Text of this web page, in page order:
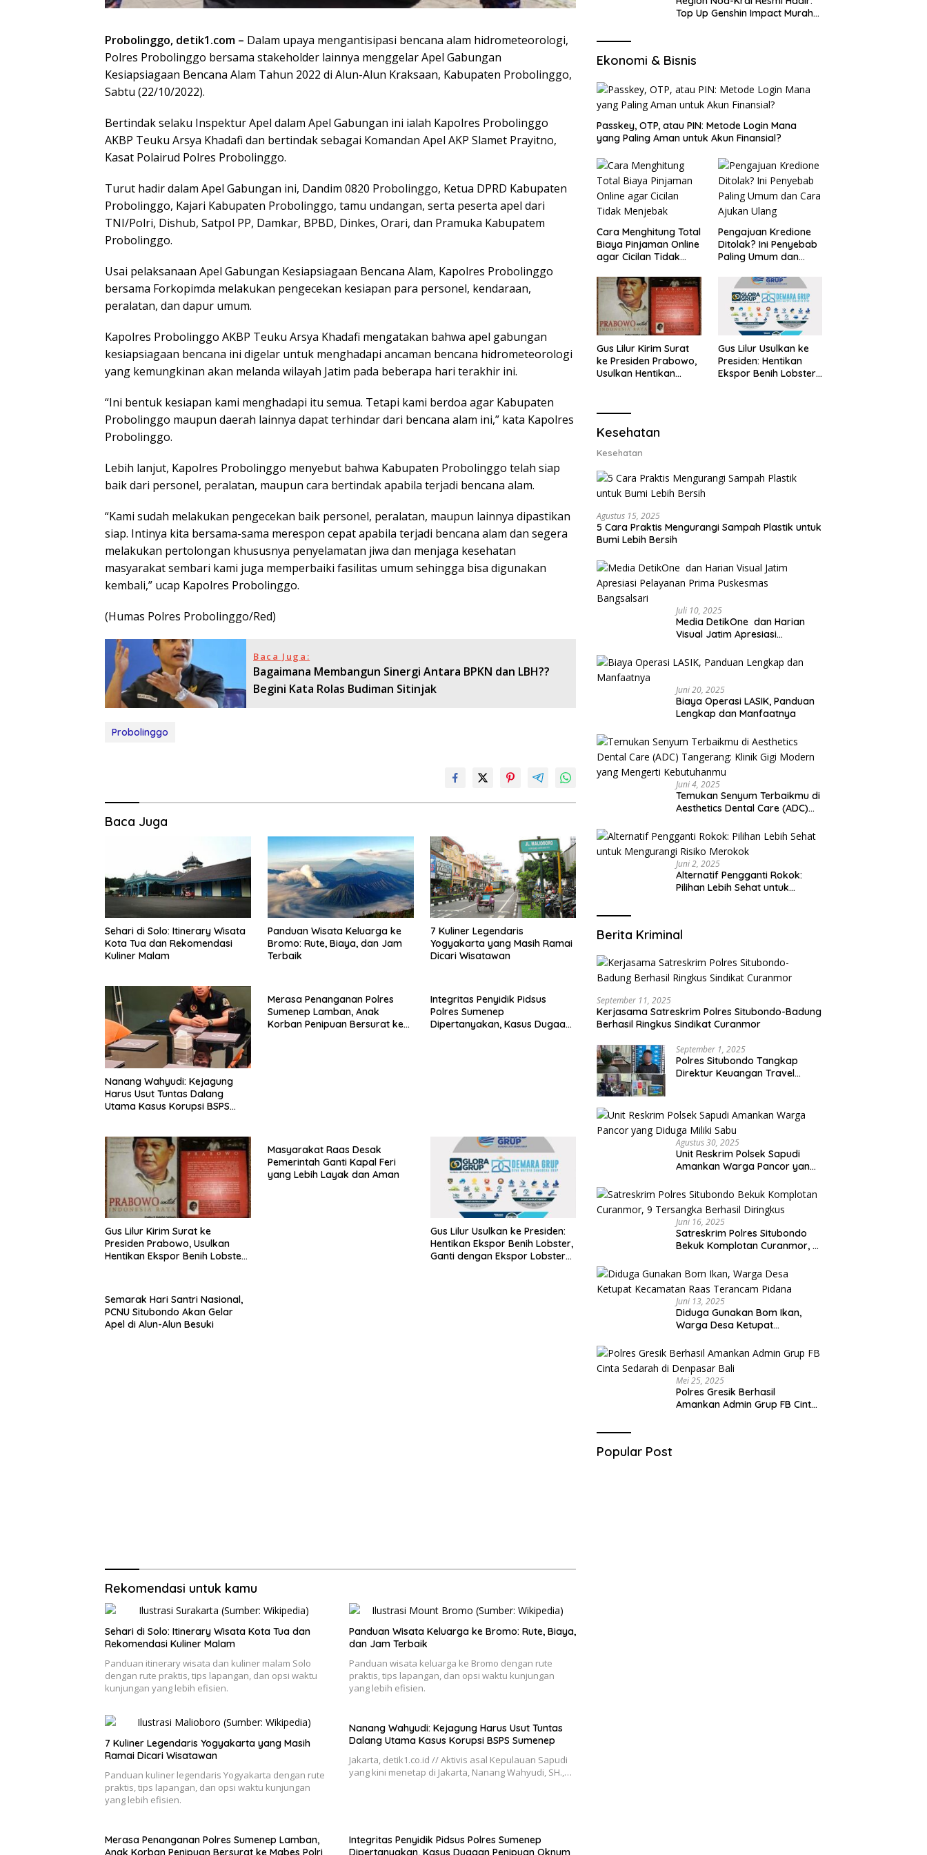
Probolinggo, detik1.com – Dalam upaya mengantisipasi bencana alam hidrometeorologi,
Polres Probolinggo bersama stakeholder lainnya menggelar Apel Gabungan
Kesiapsiagaan Bencana Alam Tahun 2022 di Alun-Alun Kraksaan, Kabupaten Probolinggo,
Sabtu (22/10/2022).
Bertindak selaku Inspektur Apel dalam Apel Gabungan ini ialah Kapolres Probolinggo
AKBP Teuku Arsya Khadafi dan bertindak sebagai Komandan Apel AKP Slamet Prayitno,
Kasat Polairud Polres Probolinggo.
Turut hadir dalam Apel Gabungan ini, Dandim 0820 Probolinggo, Ketua DPRD Kabupaten
Probolinggo, Kajari Kabupaten Probolinggo, tamu undangan, serta peserta apel dari
TNI/Polri, Dishub, Satpol PP, Damkar, BPBD, Dinkes, Orari, dan Pramuka Kabupatem
Probolinggo.
Usai pelaksanaan Apel Gabungan Kesiapsiagaan Bencana Alam, Kapolres Probolinggo
bersama Forkopimda melakukan pengecekan kesiapan para personel, kendaraan,
peralatan, dan dapur umum.
Kapolres Probolinggo AKBP Teuku Arsya Khadafi mengatakan bahwa apel gabungan
kesiapsiagaan bencana ini digelar untuk menghadapi ancaman bencana hidrometeorologi
yang kemungkinan akan melanda wilayah Jatim pada beberapa hari terakhir ini.
“Ini bentuk kesiapan kami menghadapi itu semua. Tetapi kami berdoa agar Kabupaten
Probolinggo maupun daerah lainnya dapat terhindar dari bencana alam ini,” kata Kapolres
Probolinggo.
Lebih lanjut, Kapolres Probolinggo menyebut bahwa Kabupaten Probolinggo telah siap
baik dari personel, peralatan, maupun cara bertindak apabila terjadi bencana alam.
“Kami sudah melakukan pengecekan baik personel, peralatan, maupun lainnya dipastikan
siap. Intinya kita bersama-sama merespon cepat apabila terjadi bencana alam dan segera
melakukan pertolongan khususnya penyelamatan jiwa dan menjaga kesehatan
masyarakat sembari kami juga memperbaiki fasilitas umum sehingga bisa digunakan
kembali,” ucap Kapolres Probolinggo.
(Humas Polres Probolinggo/Red)
Baca Juga:
Bagaimana Membangun Sinergi Antara BPKN dan LBH??
Begini Kata Rolas Budiman Sitinjak
Probolinggo
Baca Juga
Sehari di Solo: Itinerary Wisata
Kota Tua dan Rekomendasi
Kuliner Malam
Panduan Wisata Keluarga ke
Bromo: Rute, Biaya, dan Jam
Terbaik
7 Kuliner Legendaris
Yogyakarta yang Masih Ramai
Dicari Wisatawan
Nanang Wahyudi: Kejagung
Harus Usut Tuntas Dalang
Utama Kasus Korupsi BSPS
Merasa Penanganan Polres
Sumenep Lamban, Anak
Korban Penipuan Bersurat ke
Integritas Penyidik Pidsus
Polres Sumenep
Dipertanyakan, Kasus Dugaan
Gus Lilur Kirim Surat ke
Presiden Prabowo, Usulkan
Hentikan Ekspor Benih Lobster
Masyarakat Raas Desak
Pemerintah Ganti Kapal Feri
yang Lebih Layak dan Aman
Gus Lilur Usulkan ke Presiden:
Hentikan Ekspor Benih Lobster,
Ganti dengan Ekspor Lobster
Semarak Hari Santri Nasional,
PCNU Situbondo Akan Gelar
Apel di Alun-Alun Besuki
Rekomendasi untuk kamu
Sehari di Solo: Itinerary Wisata Kota Tua dan
Rekomendasi Kuliner Malam
Panduan itinerary wisata dan kuliner malam Solo
dengan rute praktis, tips lapangan, dan opsi waktu
kunjungan yang lebih efisien.
Panduan Wisata Keluarga ke Bromo: Rute, Biaya,
dan Jam Terbaik
Panduan wisata keluarga ke Bromo dengan rute
praktis, tips lapangan, dan opsi waktu kunjungan
yang lebih efisien.
7 Kuliner Legendaris Yogyakarta yang Masih
Ramai Dicari Wisatawan
Panduan kuliner legendaris Yogyakarta dengan rute
praktis, tips lapangan, dan opsi waktu kunjungan
yang lebih efisien.
Nanang Wahyudi: Kejagung Harus Usut Tuntas
Dalang Utama Kasus Korupsi BSPS Sumenep
Jakarta, detik1.co.id // Aktivis asal Kepulauan Sapudi
yang kini menetap di Jakarta, Nanang Wahyudi, SH.,…
Merasa Penanganan Polres Sumenep Lamban,
Anak Korban Penipuan Bersurat ke Mabes Polri
Integritas Penyidik Pidsus Polres Sumenep
Dipertanyakan, Kasus Dugaan Penipuan Oknum
Top Up Genshin Impact Murah
Ekonomi & Bisnis
Passkey, OTP, atau PIN: Metode Login Mana
yang Paling Aman untuk Akun Finansial?
Cara Menghitung Total
Biaya Pinjaman Online
agar Cicilan Tidak
Pengajuan Kredione
Ditolak? Ini Penyebab
Paling Umum dan
Gus Lilur Kirim Surat
ke Presiden Prabowo,
Usulkan Hentikan
Lobster 50 Gram
Gus Lilur Usulkan ke
Presiden: Hentikan
Ekspor Benih Lobster,
Kesehatan
Kesehatan
Agustus 15, 2025
5 Cara Praktis Mengurangi Sampah Plastik untuk
Bumi Lebih Bersih
Juli 10, 2025
Media DetikOne dan Harian
Visual Jatim Apresiasi
Bangsalsari
Juni 20, 2025
Biaya Operasi LASIK, Panduan
Lengkap dan Manfaatnya
Juni 4, 2025
Temukan Senyum Terbaikmu di
Aesthetics Dental Care (ADC)
yang Mengerti Kebutuhanmu
Juni 2, 2025
Alternatif Pengganti Rokok:
Pilihan Lebih Sehat untuk
Berita Kriminal
September 11, 2025
Kerjasama Satreskrim Polres Situbondo-Badung
Berhasil Ringkus Sindikat Curanmor
September 1, 2025
Polres Situbondo Tangkap
Direktur Keuangan Travel
Agustus 30, 2025
Unit Reskrim Polsek Sapudi
Amankan Warga Pancor yang
Juni 16, 2025
Satreskrim Polres Situbondo
Bekuk Komplotan Curanmor, 9
Juni 13, 2025
Diduga Gunakan Bom Ikan,
Warga Desa Ketupat
Pidana
Mei 25, 2025
Polres Gresik Berhasil
Amankan Admin Grup FB Cinta
Popular Post